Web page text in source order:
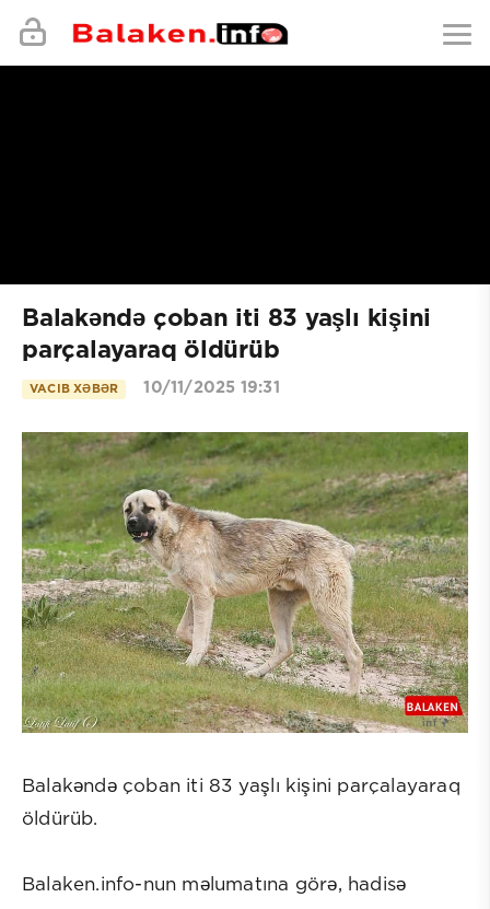
Balakəndə çoban iti 83 yaşlı kişini
parçalayaraq öldürüb
VACIB XƏBƏR 10/11/2025 19:31
Balakəndə çoban iti 83 yaşlı kişini parçalayaraq
öldürüb.
Balaken.info-nun məlumatına görə, hadisə